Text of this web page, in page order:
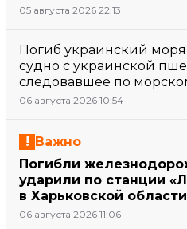
05 августа 2026 22:13
Погиб украинский
судно с украинской
следовавшее по
06 августа 2026 10:54
Важно
Погибли
ударили по станции
в Харьковской области
06 августа 2026 11:06